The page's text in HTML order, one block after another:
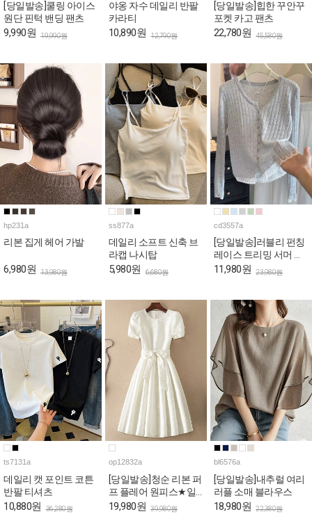
[당일발송]쿨링 아이스
원단 핀턱 밴딩 팬츠
9,990원 19,990원
야옹 자수 데일리 반팔
카라티
10,890원 12,790원
[당일발송]힙한 꾸안꾸
포켓 카고 팬츠
22,780원 45,580원
hp231a
리본 집게 헤어 가발
6,980원 13,980원
ss877a
데일리 소프트 신축 브
라캡 나시탑
5,980원 6,680원
cd3557a
[당일발송]러블리 펀칭
레이스 트리밍 서머 가
디건
11,980원 23,980원
ts7131a
데일리 캣 포인트 코튼
반팔 티셔츠
10,880원 36,280원
op12832a
[당일발송]청순 리본 퍼
프 플레어 원피스★일
요특가 자정마감
19,980원 39,980원
bl6576a
[당일발송]내추럴 여리
러플 소매 블라우스
18,980원 22,380원